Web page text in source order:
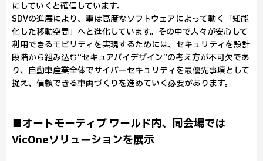
にしていくと確信しています。
SDVの進展により、車は高度なソフトウェアによって動く「知能
化した移動空間」へと進化しています。その中で人々が安心して
利用できるモビリティを実現するためには、セキュリティを設計
段階から組み込む“セキュアバイデザイン”の考え方が不可欠であ
り、自動車産業全体でサイバーセキュリティを最優先事項として
捉え、信頼できる車両づくりを進めていく必要があります。
■オートモーティブ ワールド内、同会場では
VicOneソリューションを展示